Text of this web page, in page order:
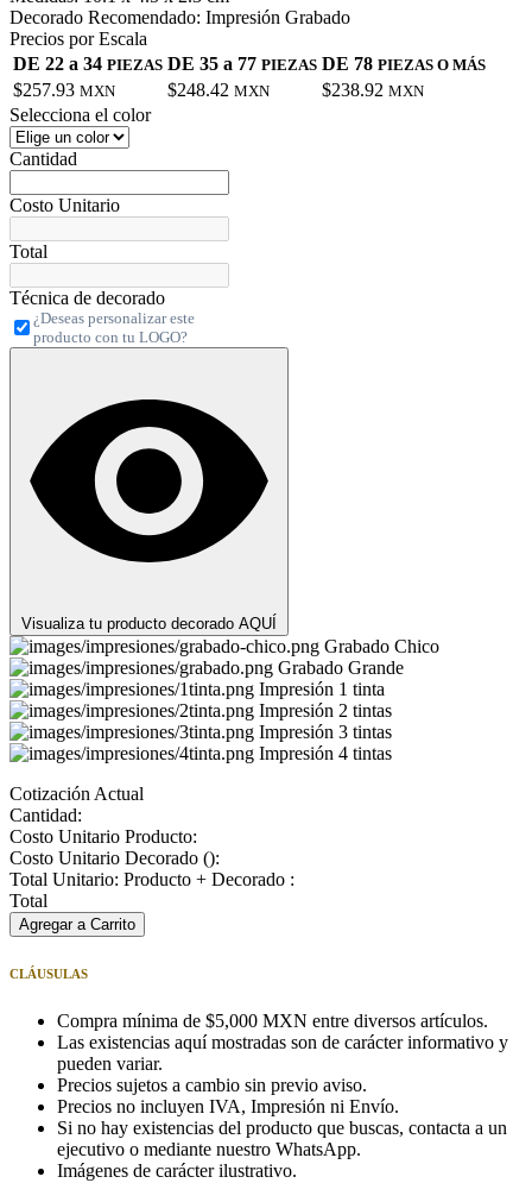
Decorado Recomendado: Impresión Grabado
Precios por Escala
DE 22 a 34 PIEZAS DE 35 a 77 PIEZAS DE 78 PIEZAS O MÁS
$257.93 MXN $248.42 MXN $238.92 MXN
Selecciona el color
Cantidad
Costo Unitario
Total
Técnica de decorado
¿Deseas personalizar este
producto con tu LOGO?
Visualiza tu producto decorado AQUÍ
Grabado Chico
Grabado Grande
Impresión 1 tinta
Impresión 2 tintas
Impresión 3 tintas
Impresión 4 tintas
Cotización Actual
Cantidad:
Costo Unitario Producto:
Costo Unitario Decorado ():
Total Unitario: Producto + Decorado :
Total
Agregar a Carrito
CLÁUSULAS
Compra mínima de $5,000 MXN entre diversos artículos.
Las existencias aquí mostradas son de carácter informativo y
pueden variar.
Precios sujetos a cambio sin previo aviso.
Precios no incluyen IVA, Impresión ni Envío.
Si no hay existencias del producto que buscas, contacta a un
ejecutivo o mediante nuestro WhatsApp.
Imágenes de carácter ilustrativo.